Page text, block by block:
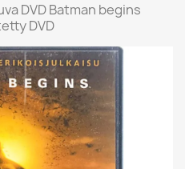
DVD Batman begins
DVD